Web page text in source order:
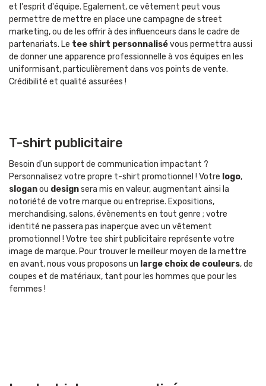
et l'esprit d'équipe. Egalement, ce vêtement peut vous
permettre de mettre en place une campagne de street
marketing, ou de les offrir à des influenceurs dans le cadre de
partenariats. Le tee shirt personnalisévous permettra aussi
de donner une apparence professionnelle à vos équipes en les
uniformisant, particulièrement dans vos points de vente.
Crédibilité et qualité assurées !
T-shirt publicitaire
Besoin d'un support de communication impactant ?
Personnalisez votre propre t-shirt promotionnel ! Votre logo,
sloganou designsera mis en valeur, augmentant ainsi la
notoriété de votre marque ou entreprise. Expositions,
merchandising, salons, évènements en tout genre ; votre
identité ne passera pas inaperçue avec un vêtement
promotionnel ! Votre tee shirt publicitaire représente votre
image de marque. Pour trouver le meilleur moyen de la mettre
en avant, nous vous proposons un large choix de couleurs, de
coupes et de matériaux, tant pour les hommes que pour les
femmes !